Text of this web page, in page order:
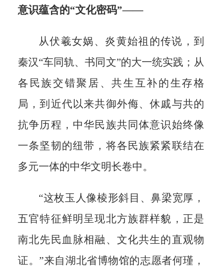
意识蕴含的“文化密码”——
从伏羲女娲、炎黄始祖的传说，到
秦汉“车同轨、书同文”的大一统实践；从
各民族交错聚居、共生互补的生存格
局，到近代以来共御外侮、休戚与共的
抗争历程，中华民族共同体意识始终像
一条坚韧的纽带，将各民族紧紧联结在
多元一体的中华文明长卷中。
“这枚玉人像棱形斜目、鼻梁宽厚，
五官特征鲜明呈现北方族群样貌，正是
南北先民血脉相融、文化共生的直观物
证。”来自湖北省博物馆的志愿者何瑾，